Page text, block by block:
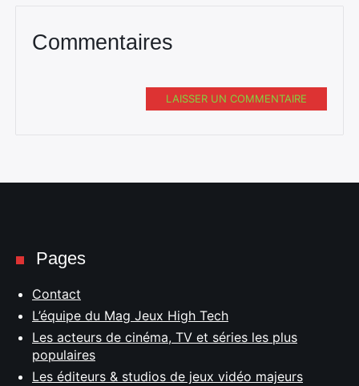
Commentaires
LAISSER UN COMMENTAIRE
Pages
Contact
L’équipe du Mag Jeux High Tech
Les acteurs de cinéma, TV et séries les plus
populaires
Les éditeurs & studios de jeux vidéo majeurs